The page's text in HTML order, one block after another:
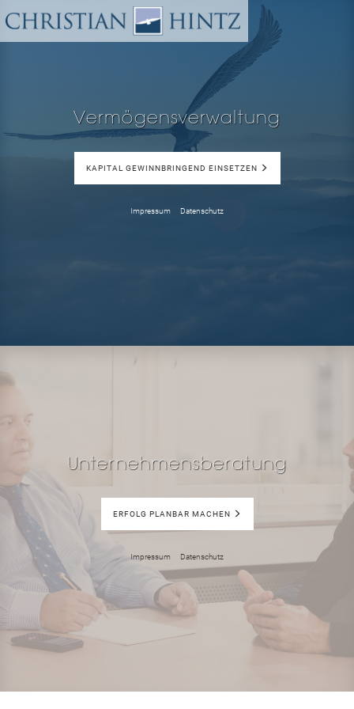
Vermögensverwaltung
KAPITAL GEWINNBRINGEND EINSETZEN
Impressum Datenschutz
Unternehmensberatung
ERFOLG PLANBAR MACHEN
Impressum Datenschutz